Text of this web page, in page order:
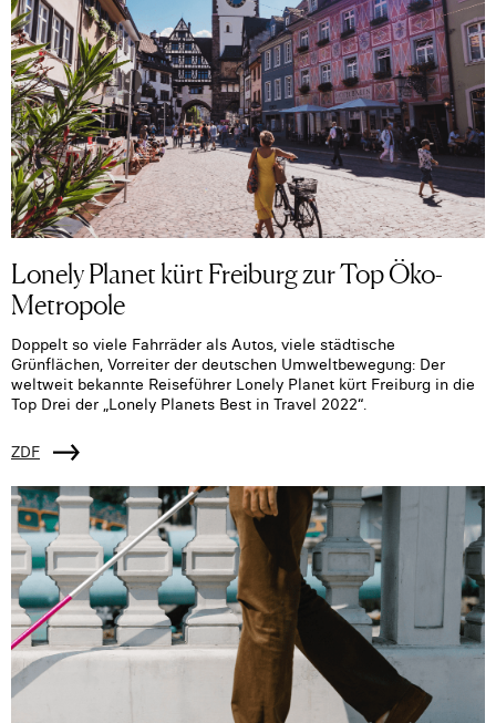
Lonely Planet kürt Freiburg zur Top Öko-
Metropole
Doppelt so viele Fahrräder als Autos, viele städtische
Grünflächen, Vorreiter der deutschen Umweltbewegung: Der
weltweit bekannte Reiseführer Lonely Planet kürt Freiburg in die
Top Drei der „Lonely Planets Best in Travel 2022“.
ZDF